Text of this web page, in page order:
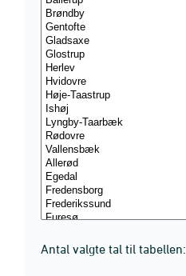
Antal valgte tal til tabellen: